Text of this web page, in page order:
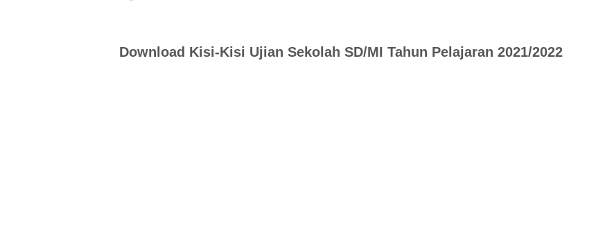
Download Kisi-Kisi Ujian Sekolah SD/MI Tahun Pelajaran 2021/2022